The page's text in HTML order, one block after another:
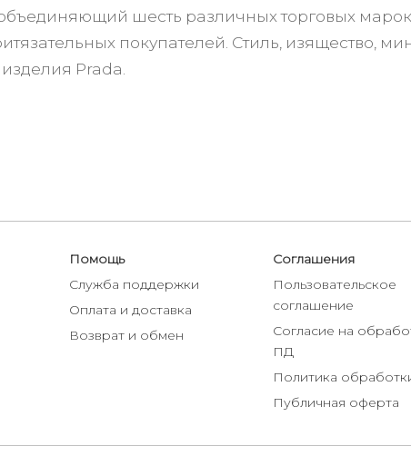
шесть различных торговых
покупателей. Стиль, изящество,
Prada.
Помощь
Служба поддержки
Оплата и доставка
Возврат и обмен
Соглашения
Пользовательское
соглашение
Согласие на
ПД
Политика
Публичная оферта